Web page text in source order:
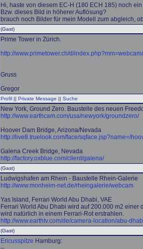
Hi, haste von diesem EC-H (180 ECH 185) noch
Bzw. dieses Bild in höherer Auflösung?
brauch noch Bilder für mein Modell zum abgleich,
(Gast)
Prime Tower in Zürich.
http://www.primetower.ch/d/
Gruss
Gregor
Profil || Private Message || Suche
New York, Ground Zero. Baustelle des neuen
http://www.earthcam.com/usa/newyork/groundzero/
Hoover Dam Bridge, Arizona/Nevada
http://live8.truelook.com/face/sqface.jsp?name=/
Galena Creek Bridge, Nevada
http://factory.oxblue.com/client/galena/
(Gast)
Ludwigshafen am Rhein - Baustelle Rhein-Galerie
http://www.monheim-net.de/rheingalerie/webcam
Yas Island, Ferrari World Abu Dhabi, VAE
Ferrari World Abu Dhabi wird auf 200.000 m2
wird natürlich in einem Ferrari-Rot erstrahlen.
http://www.earthtv.com/de/camera-location/abu-
(Gast)
Ericusspitze Hamburg: